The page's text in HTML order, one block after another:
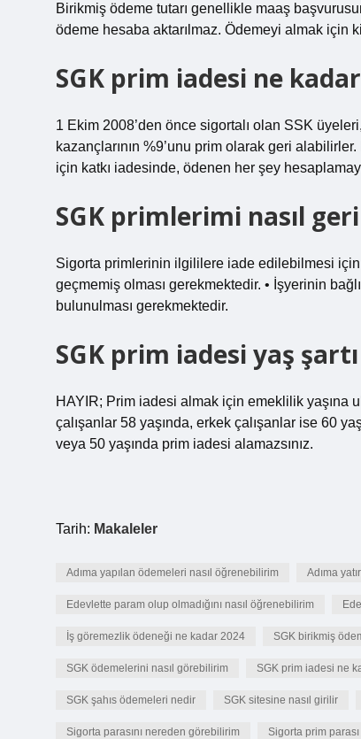
Birikmiş ödeme tutarı genellikle maaş
ödeme hesaba aktarılmaz. Ödemeyi almak için
SGK prim iadesi ne kadar
1 Ekim 2008’den önce sigortalı olan SSK
kazançlarının %9’unu prim olarak geri
için katkı iadesinde, ödenen her şey
SGK primlerimi nasıl
Sigorta primlerinin ilgililere iade edilebilmesi
geçmemiş olması gerekmektedir. • İşyerinin
bulunulması gerekmektedir.
SGK prim iadesi yaş
HAYIR; Prim iadesi almak için emeklilik yaşına
çalışanlar 58 yaşında, erkek çalışanlar ise 60
veya 50 yaşında prim iadesi alamazsınız.
Tarih: Makaleler
Adıma yapılan ödemeleri nasıl öğrenebilirim Adıma
Edevlette param olup olmadığını nasıl öğrenebilirim
İş göremezlik ödeneği ne kadar 2024 SGK birikmiş
SGK ödemelerini nasıl görebilirim SGK prim iadesi ne
SGK şahıs ödemeleri nedir SGK sitesine nasıl girilir
Sigorta parasını nereden görebilirim Sigorta prim parası